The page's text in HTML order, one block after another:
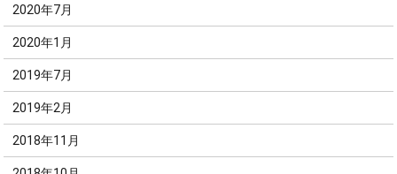
2020年7月
2020年1月
2019年7月
2019年2月
2018年11月